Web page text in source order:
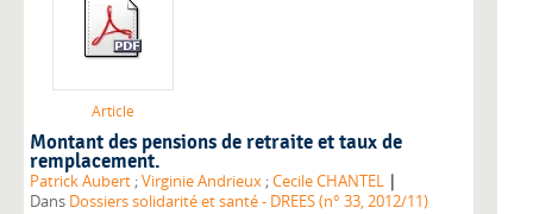
Article
Montant des pensions de retraite et taux de
remplacement.
Patrick Aubert ;Virginie Andrieux ;Cecile CHANTEL |
Dans Dossiers solidarité et santé - DREES (n° 33, 2012/11)